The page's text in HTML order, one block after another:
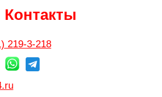
Контакты
219-3-218